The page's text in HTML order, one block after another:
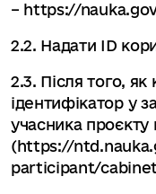
– https://
2.2. Надати ID
2.3. Після того,
ідентифікатор у
учасника проєкту
(https://
participant/